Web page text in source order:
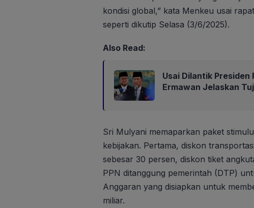
kondisi global,” kata Menkeu usai
seperti dikutip Selasa (3/6/2025).
Also Read:
Usai Dilantik
Ermawan Jelaskan
Sri Mulyani memaparkan paket
kebijakan. Pertama, diskon
sebesar 30 persen, diskon tiket
PPN ditanggung pemerintah (DTP)
Anggaran yang disiapkan untuk
miliar.